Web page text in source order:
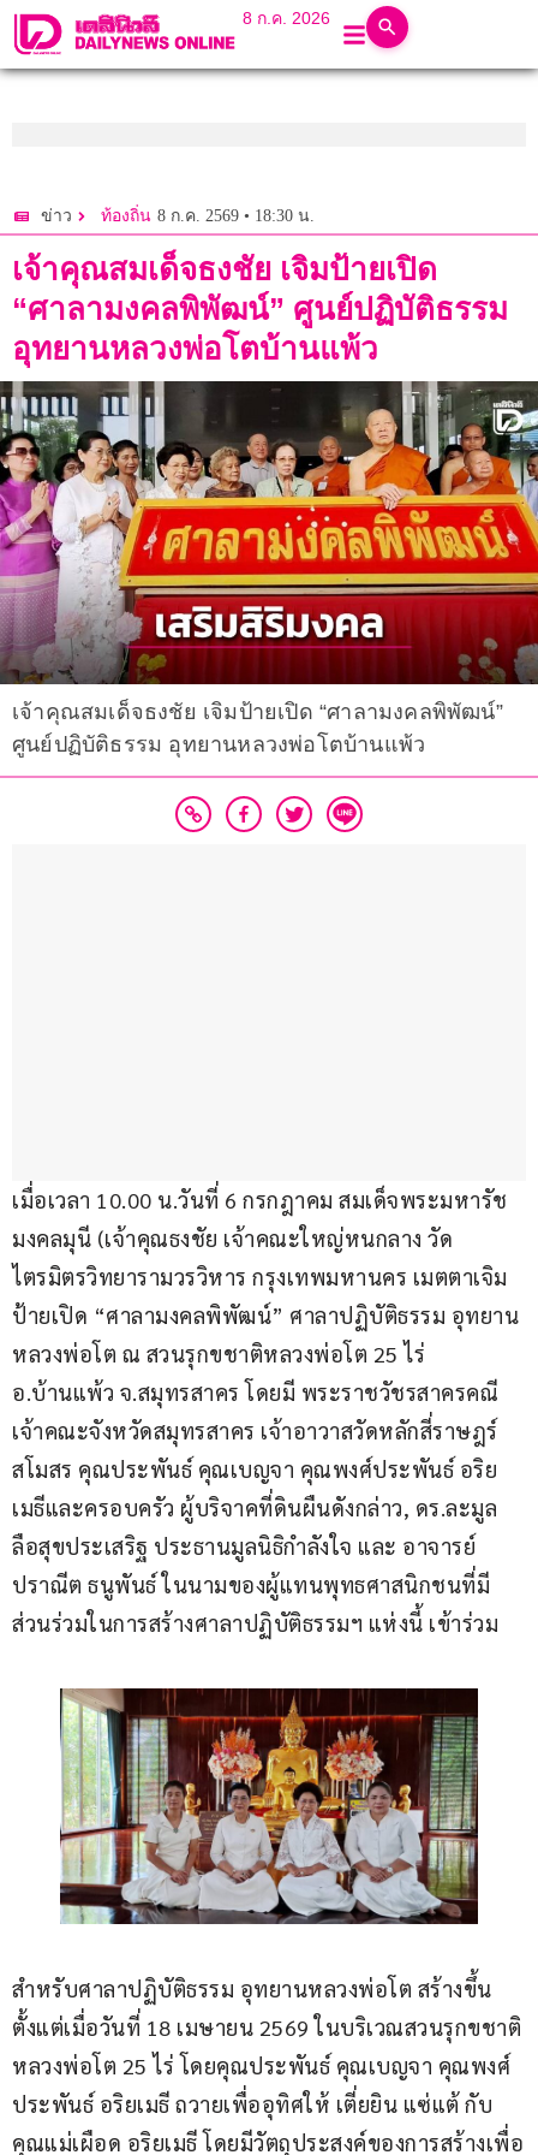
8 ก.ค. 2026
ข่าว ท้องถิ่น 8 ก.ค. 2569 • 18:30 น.
เจ้าคุณสมเด็จธงชัย เจิมป้ายเปิด
“ศาลามงคลพิพัฒน์” ศูนย์ปฏิบัติธรรม
อุทยานหลวงพ่อโตบ้านแพ้ว
เจ้าคุณสมเด็จธงชัย เจิมป้ายเปิด “ศาลามงคลพิพัฒน์”
ศูนย์ปฏิบัติธรรม อุทยานหลวงพ่อโตบ้านแพ้ว
เมื่อเวลา 10.00 น.วันที่ 6 กรกฎาคม สมเด็จพระมหารัช
มงคลมุนี (เจ้าคุณธงชัย เจ้าคณะใหญ่หนกลาง วัด
ไตรมิตรวิทยารามวรวิหาร กรุงเทพมหานคร เมตตาเจิม
ป้ายเปิด “ศาลามงคลพิพัฒน์” ศาลาปฏิบัติธรรม อุทยาน
หลวงพ่อโต ณ สวนรุกขชาติหลวงพ่อโต 25 ไร่
อ.บ้านแพ้ว จ.สมุทรสาคร โดยมี พระราชวัชรสาครคณี
เจ้าคณะจังหวัดสมุทรสาคร เจ้าอาวาสวัดหลักสี่ราษฎร์
สโมสร คุณประพันธ์ คุณเบญจา คุณพงศ์ประพันธ์ อริย
เมธีและครอบครัว ผู้บริจาคที่ดินผืนดังกล่าว, ดร.ละมูล
ลือสุขประเสริฐ ประธานมูลนิธิกำลังใจ และ อาจารย์
ปราณีต ธนูพันธ์ ในนามของผู้แทนพุทธศาสนิกชนที่มี
ส่วนร่วมในการสร้างศาลาปฏิบัติธรรมฯ แห่งนี้ เข้าร่วม
สำหรับศาลาปฏิบัติธรรม อุทยานหลวงพ่อโต สร้างขึ้น
ตั้งแต่เมื่อวันที่ 18 เมษายน 2569 ในบริเวณสวนรุกขชาติ
หลวงพ่อโต 25 ไร่ โดยคุณประพันธ์ คุณเบญจา คุณพงศ์
ประพันธ์ อริยเมธี ถวายเพื่ออุทิศให้ เตี่ยยิน แซ่แต้ กับ
คุณแม่เผือด อริยเมธี โดยมีวัตถุประสงค์ของการสร้างเพื่อ